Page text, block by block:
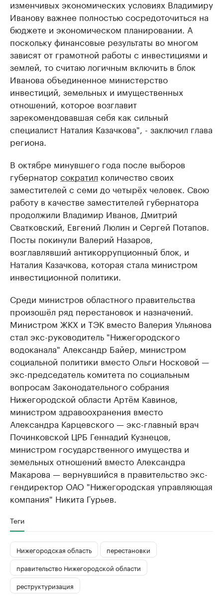
изменчивых экономических условиях Владимиру
Иванову важнее полностью сосредоточиться на
бюджете и экономическом планировании. А
поскольку финансовые результаты во многом
зависят от грамотной работы с инвестициями и
землей, то считаю логичным включить в блок
Иванова объединенное министерство
инвестиций, земельных и имущественных
отношений, которое возглавит
зарекомендовавшая себя как сильный
специалист Наталия Казачкова", - заключил глава
региона.
В октябре минувшего года после выборов
губернатор сократил количество своих
заместителей с семи до четырёх человек. Свою
работу в качестве заместителей губернатора
продолжили Владимир Иванов, Дмитрий
Сватковский, Евгений Люлин и Сергей Потапов.
Посты покинули Валерий Назаров,
возглавлявший антикоррупционный блок, и
Наталия Казачкова, которая стала министром
инвестиционной политики.
Среди министров областного правительства
произошёл ряд перестановок и назначений.
Министром ЖКХ и ТЭК вместо Валерия Ульянова
стал экс-руководитель "Нижегородского
водоканала" Александр Байер, министром
социальной политики вместо Ольги Носковой —
экс-председатель комитета по социальным
вопросам Законодательного собрания
Нижегородской области Артём Кавинов,
министром здравоохранения вместо
Александра Карцевского — экс-главный врач
Починковской ЦРБ Геннадий Кузнецов,
министром государственного имущества и
земельных отношений вместо Александра
Макарова — вернувшийся в правительство экс-
гендиректор ОАО "Нижегородская управляющая
компания" Никита Гурьев.
Теги
Нижегородская область
перестановки
правительство Нижегородской области
реструктуризация